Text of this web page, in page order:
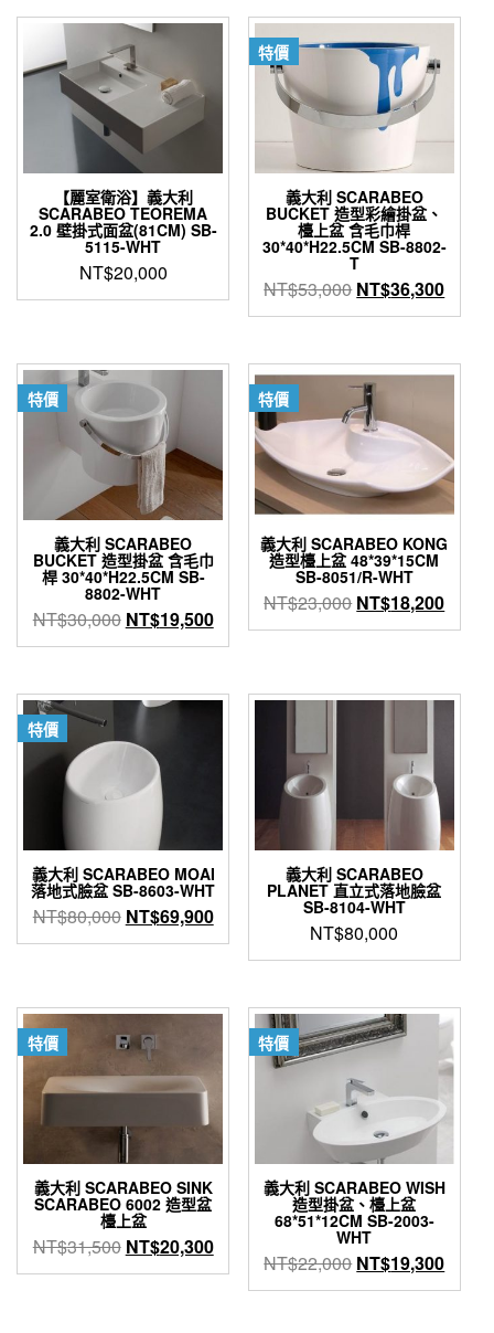
格：
NT$24,800。
格：
NT$15,100。
【麗室衛浴】義大利
SCARABEO TEOREMA
2.0 壁掛式面盆(81CM) SB-
5115-WHT
NT$20,000
特價
義大利 SCARABEO
BUCKET 造型彩繪掛盆、
檯上盆 含毛巾桿
30*40*H22.5CM SB-8802-
T
NT$53,000 原
始
格：
NT$53,000。
NT$36,300目
前
格：
特價
義大利 SCARABEO
BUCKET 造型掛盆 含毛巾
桿 30*40*H22.5CM SB-
8802-WHT
NT$30,000 原
始
格：
NT$30,000。
NT$19,500目
前
格：
特價
義大利 SCARABEO KONG
造型檯上盆 48*39*15CM
SB-8051/R-WHT
NT$23,000 原
始
NT$23,000。
NT$18,200目
前
特價
義大利 SCARABEO MOAI
落地式臉盆 SB-8603-WHT
NT$80,000 原
始
NT$80,000。
NT$69,900目
前
NT$69,900。
義大利 SCARABEO
PLANET 直立式落地臉盆
SB-8104-WHT
NT$80,000
特價
義大利 SCARABEO SINK
SCARABEO 6002 造型盆
檯上盆
NT$31,500 原
始
NT$20,300目
前
特價
義大利 SCARABEO WISH
造型掛盆、檯上盆
68*51*12CM SB-2003-
WHT
NT$22,000 原
始
NT$19,300目
前